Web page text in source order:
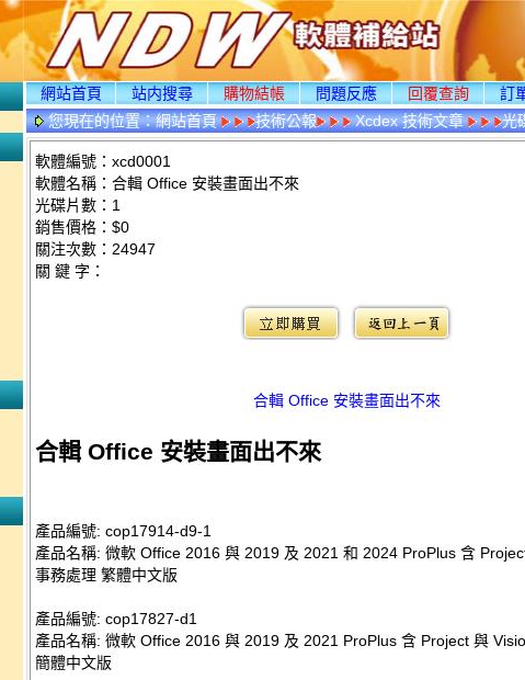
網站首頁 站内搜尋 購物結帳 問題反應 回覆查詢 訂
您現在的位置：網站首頁 技術公報 Xcdex 技術文章 光
軟體編號：xcd0001
軟體名稱：合輯 Office 安裝畫面出不來
光碟片數：1
銷售價格：$0
關注次數： 24947
關 鍵 字：
合輯 Office 安裝畫面出不來
合輯 Office 安裝畫面出不來
產品編號: cop17914-d9-1
產品名稱: 微軟 Office 2016 與 2019 及 2021 和 2024 ProPlus 含
事務處理 繁體中文版
產品編號: cop17827-d1
產品名稱: 微軟 Office 2016 與 2019 及 2021 ProPlus 含 Project 與
簡體中文版